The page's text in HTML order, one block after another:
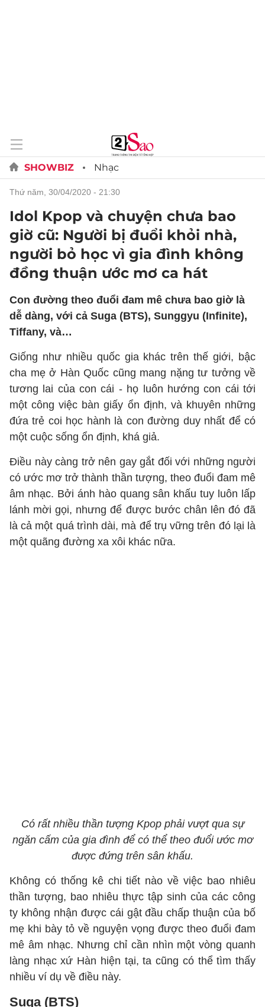
SHOWBIZ Nhạc
thứ năm, 30/04/2020 - 21:30
Idol Kpop và chuyện chưa bao
giờ cũ: Người bị đuổi khỏi nhà,
người bỏ học vì gia đình không
đồng thuận ước mơ ca hát
Con đường theo đuổi đam mê chưa bao giờ là
dễ dàng, với cả Suga (BTS), Sunggyu (Infinite),
Tiffany, và…
Giống như nhiều quốc gia khác trên thế giới, bậc
cha mẹ ở Hàn Quốc cũng mang nặng tư tưởng về
tương lai của con cái - họ luôn hướng con cái tới
một công việc bàn giấy ổn định, và khuyên những
đứa trẻ coi học hành là con đường duy nhất để có
một cuộc sống ổn định, khá giả.
Điều này càng trở nên gay gắt đối với những người
có ước mơ trở thành thần tượng, theo đuổi đam mê
âm nhạc. Bởi ánh hào quang sân khấu tuy luôn lấp
lánh mời gọi, nhưng để được bước chân lên đó đã
là cả một quá trình dài, mà để trụ vững trên đó lại là
một quãng đường xa xôi khác nữa.
Có rất nhiều thần tượng Kpop phải vượt qua sự
ngăn cấm của gia đình để có thể theo đuổi ước mơ
được đứng trên sân khấu.
Không có thống kê chi tiết nào về việc bao nhiêu
thần tượng, bao nhiêu thực tập sinh của các công
ty không nhận được cái gật đầu chấp thuận của bố
mẹ khi bày tỏ về nguyện vọng được theo đuổi đam
mê âm nhạc. Nhưng chỉ cần nhìn một vòng quanh
làng nhạc xứ Hàn hiện tại, ta cũng có thể tìm thấy
nhiều ví dụ về điều này.
Suga (BTS)